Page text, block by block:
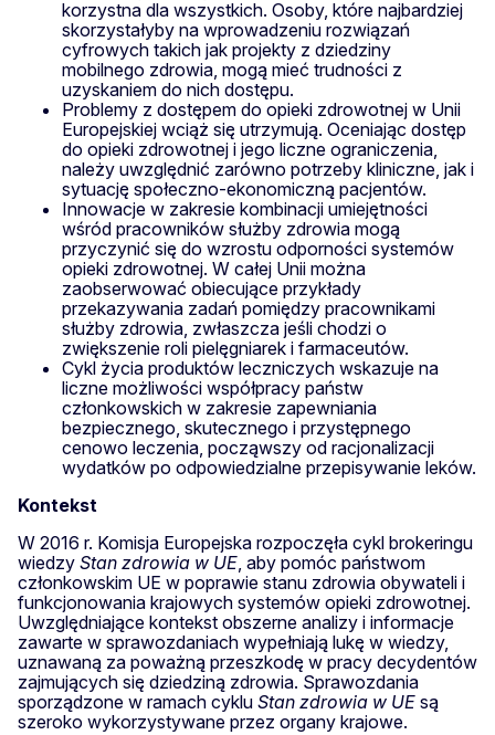
korzystna dla wszystkich. Osoby, które najbardziej
skorzystałyby na wprowadzeniu rozwiązań
cyfrowych takich jak projekty z dziedziny
mobilnego zdrowia, mogą mieć trudności z
uzyskaniem do nich dostępu.
Problemy z dostępem do opieki zdrowotnej w Unii
Europejskiej wciąż się utrzymują. Oceniając dostęp
do opieki zdrowotnej i jego liczne ograniczenia,
należy uwzględnić zarówno potrzeby kliniczne, jak i
sytuację społeczno-ekonomiczną pacjentów.
Innowacje w zakresie kombinacji umiejętności
wśród pracowników służby zdrowia mogą
przyczynić się do wzrostu odporności systemów
opieki zdrowotnej. W całej Unii można
zaobserwować obiecujące przykłady
przekazywania zadań pomiędzy pracownikami
służby zdrowia, zwłaszcza jeśli chodzi o
zwiększenie roli pielęgniarek i farmaceutów.
Cykl życia produktów leczniczych wskazuje na
liczne możliwości współpracy państw
członkowskich w zakresie zapewniania
bezpiecznego, skutecznego i przystępnego
cenowo leczenia, począwszy od racjonalizacji
wydatków po odpowiedzialne przepisywanie leków.
Kontekst
W 2016 r. Komisja Europejska rozpoczęła cykl brokeringu
wiedzy Stan zdrowia w UE, aby pomóc państwom
członkowskim UE w poprawie stanu zdrowia obywateli i
funkcjonowania krajowych systemów opieki zdrowotnej.
Uwzględniające kontekst obszerne analizy i informacje
zawarte w sprawozdaniach wypełniają lukę w wiedzy,
uznawaną za poważną przeszkodę w pracy decydentów
zajmujących się dziedziną zdrowia. Sprawozdania
sporządzone w ramach cyklu Stan zdrowia w UE są
szeroko wykorzystywane przez organy krajowe.